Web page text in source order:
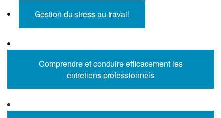
Gestion du stress au travail
Comprendre et conduire efficacement les
entretiens professionnels